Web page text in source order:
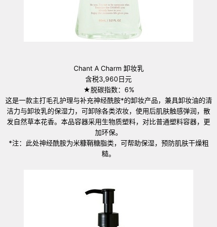
Chant A Charm 卸妆乳
含税3,960日元
★脱碳指数：6%
这是一款主打毛孔护理与补充神经酰胺*的卸妆产品，兼具卸妆油的清
洁力与卸妆乳的保湿力，可卸除各类浓妆，使用后肌肤触感弹润，散
发自然草本花香。本品容器采用生物质塑料，对比普通塑料容器，更
加环保。
*注：此处神经酰胺为米糠鞘糖脂类，可帮助保湿，预防肌肤干燥粗
糙。